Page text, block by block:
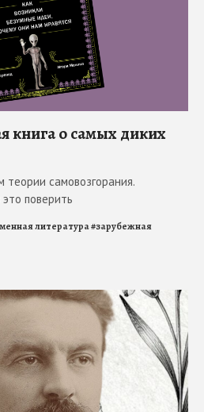
книга о самых диких
самовозгорания.
поверить
литература#зарубежная